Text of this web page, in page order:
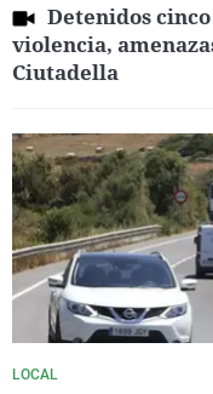
Detenidos
violencia,
Ciutadella
LOCAL